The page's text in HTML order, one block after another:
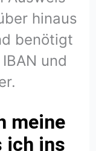
hinaus
benötigt
und
meine
ich ins